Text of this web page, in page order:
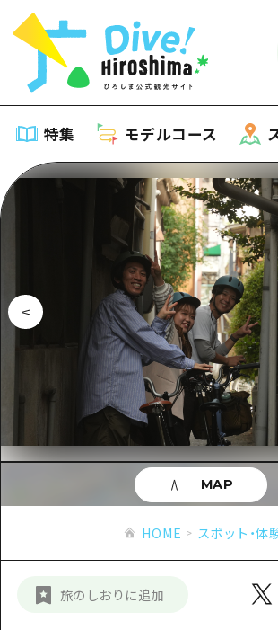
特集 モデルコース
特集一覧
おすすめ
アート
イベント・祭り
グルメ・酒
サイクリング
ショッピング
スポーツ
ナイトライフ
モデルコース
モデルコース一覧
Dive! Hiroshima 公式
広島もしもトラベル
あたらしい非日常
広島市周辺
安芸
備北
芸北
スポット・体験
スポット・体験一覧
広島市周辺
安芸
備後
備北
芸北
山口県東部
イベント
旬情報
お役立ち情報
お役立ち情報一覧
アクセス
新着情報
HOME スポット・体
旅のしおりに追加
MAP